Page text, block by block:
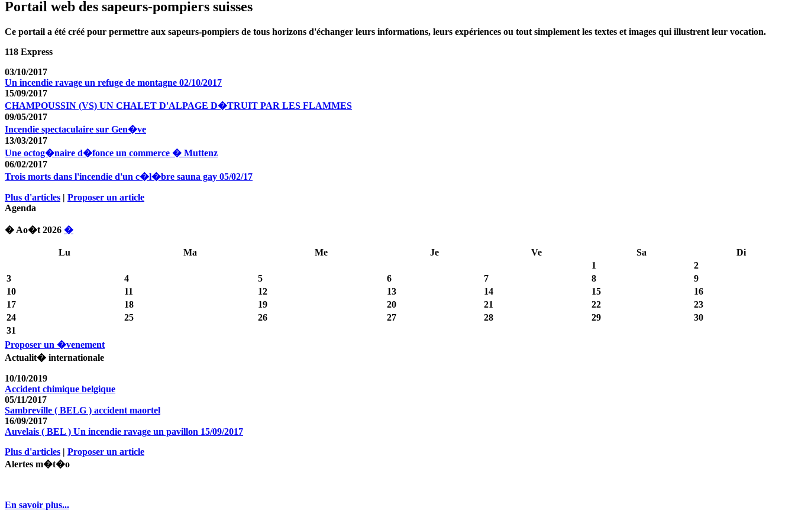
Portail web des sapeurs-pompiers suisses
Ce portail a été créé pour permettre aux sapeurs-pompiers de tous horizons d'échanger leurs informations, leurs expériences ou tout simplement les textes et images qui illustrent leur vocation.
118 Express
03/10/2017
Un incendie ravage un refuge de montagne 02/10/2017
15/09/2017
CHAMPOUSSIN (VS) UN CHALET D'ALPAGE D�TRUIT PAR LES FLAMMES
09/05/2017
Incendie spectaculaire sur Gen�ve
13/03/2017
Une octog�naire d�fonce un commerce � Muttenz
06/02/2017
Trois morts dans l'incendie d'un c�l�bre sauna gay 05/02/17
Plus d'articles | Proposer un article
Agenda
� Ao�t 2026 �
Lu Ma Me Je Ve Sa
Di
1
2
3
4 5 6 7 8
9
10
11 12 13 14 15
16
17
18 19 20 21 22
23
24
25 26 27 28 29
30
31
Proposer un �venement
Actualit� internationale
10/10/2019
Accident chimique belgique
05/11/2017
Sambreville ( BELG ) accident maortel
16/09/2017
Auvelais ( BEL ) Un incendie ravage un pavillon 15/09/2017
Plus d'articles | Proposer un article
Alertes m�t�o
En savoir plus...